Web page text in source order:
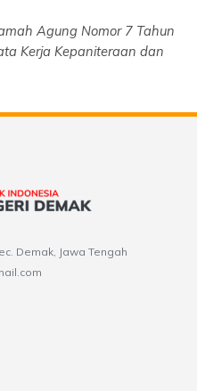
Agung Nomor 7 Tahun
Kerja Kepaniteraan dan
Demak, Jawa Tengah